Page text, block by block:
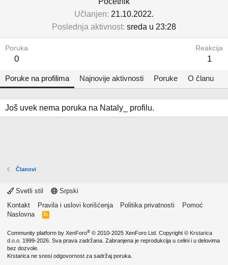
Učlanjen 21.10.2022.
Poslednja aktivnost sreda u 23:28
Poruka
0
Reakcija
1
Poruke na profilima Najnovije aktivnosti Poruke O članu
Još uvek nema poruka na Nataly_ profilu.
Članovi
Svetli stil
Srpski
Kontakt
Pravila i uslovi korišćenja Politika privatnosti
Pomoć
Naslovna
R
Community platform by XenForo® © 2010-2025 XenForo Ltd. Copyright © Krstarica
d.o.o. 1999-2026. Sva prava zadržana. Zabranjena je reprodukcija u celini i u delovima
bez dozvole.
Krstarica ne snosi odgovornost za sadržaj poruka.